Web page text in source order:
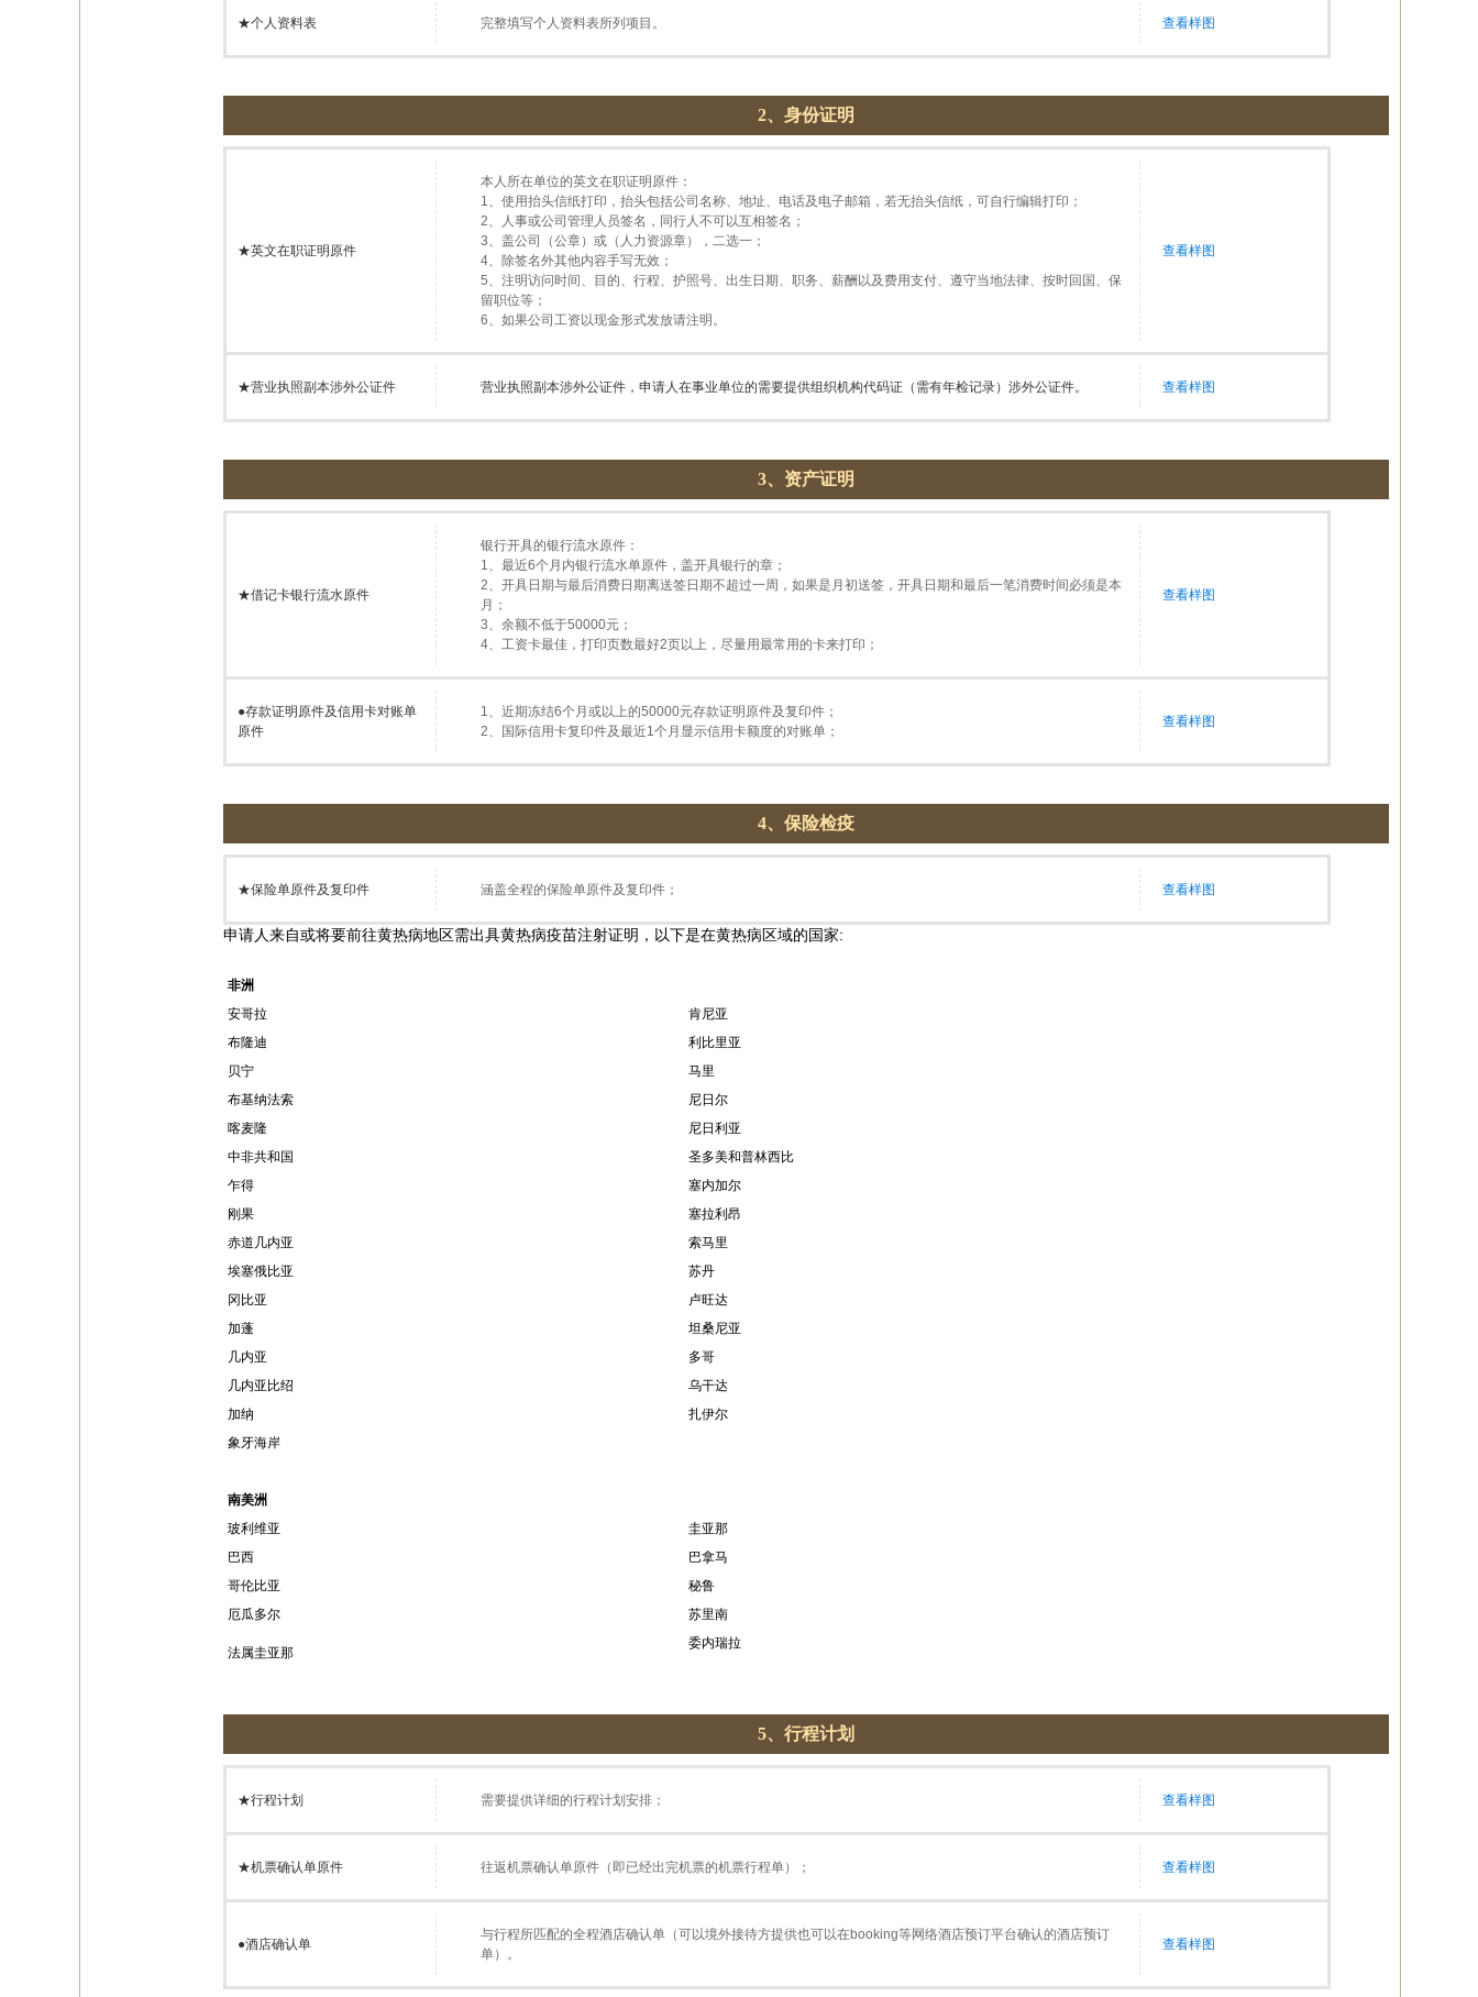
★个人资料表 完整填写个人资料表所列项目。 查看样图
2、身份证明
★英文在职证明原件
本人所在单位的英文在职证明原件：
1、使用抬头信纸打印，抬头包括公司名称、地址、电话及电子邮箱，若无抬头信纸，可自行编辑打印；
2、人事或公司管理人员签名，同行人不可以互相签名；
3、盖公司（公章）或（人力资源章），二选一；
4、除签名外其他内容手写无效；
5、注明访问时间、目的、行程、护照号、出生日期、职务、薪酬以及费用支付、遵守当地法律、按时回国、保
留职位等；
6、如果公司工资以现金形式发放请注明。
查看样图
★营业执照副本涉外公证件 营业执照副本涉外公证件，申请人在事业单位的需要提供组织机构代码证（需有年检记录）涉外公证件。 查看样图
3、资产证明
★借记卡银行流水原件
银行开具的银行流水原件：
1、最近6个月内银行流水单原件，盖开具银行的章；
2、开具日期与最后消费日期离送签日期不超过一周，如果是月初送签，开具日期和最后一笔消费时间必须是本
月；
3、余额不低于50000元；
4、工资卡最佳，打印页数最好2页以上，尽量用最常用的卡来打印；
查看样图
●存款证明原件及信用卡对账单
原件
1、近期冻结6个月或以上的50000元存款证明原件及复印件；
2、国际信用卡复印件及最近1个月显示信用卡额度的对账单；
查看样图
4、保险检疫
★保险单原件及复印件 涵盖全程的保险单原件及复印件； 查看样图
申请人来自或将要前往黄热病地区需出具黄热病疫苗注射证明，以下是在黄热病区域的国家:
非洲
安哥拉
肯尼亚
布隆迪
利比里亚
贝宁
马里
布基纳法索
尼日尔
喀麦隆
尼日利亚
中非共和国
圣多美和普林西比
乍得
塞内加尔
刚果
塞拉利昂
赤道几内亚
索马里
埃塞俄比亚
苏丹
冈比亚
卢旺达
加蓬
坦桑尼亚
几内亚
多哥
几内亚比绍
乌干达
加纳
扎伊尔
象牙海岸
南美洲
玻利维亚
圭亚那
巴西
巴拿马
哥伦比亚
秘鲁
厄瓜多尔
苏里南
法属圭亚那
委内瑞拉
5、行程计划
★行程计划 需要提供详细的行程计划安排； 查看样图
★机票确认单原件 往返机票确认单原件（即已经出完机票的机票行程单）； 查看样图
●酒店确认单
与行程所匹配的全程酒店确认单（可以境外接待方提供也可以在booking等网络酒店预订平台确认的酒店预订
单）。
查看样图